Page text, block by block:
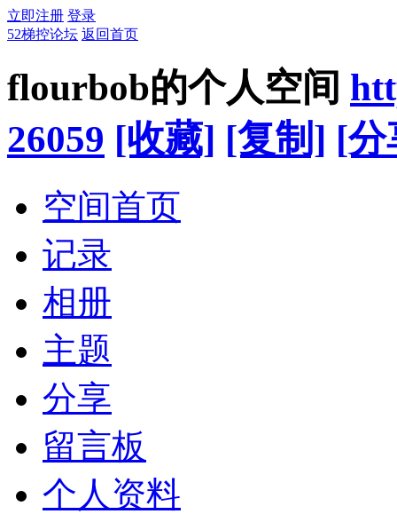
立即注册 登录
52梯控论坛 返回首页
flourbob的个人空间
26059 [收藏] [复制] [分
空间首页
记录
相册
主题
分享
留言板
个人资料